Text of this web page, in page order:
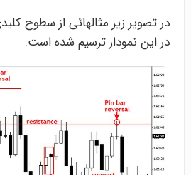
در تصویر زیر مثالهائی از سطوح
در این نمودار ترسیم شده است.